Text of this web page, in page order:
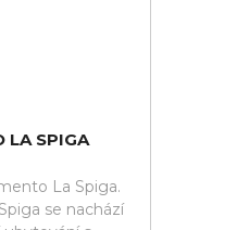
LA SPIGA
La Spiga.
se nachází